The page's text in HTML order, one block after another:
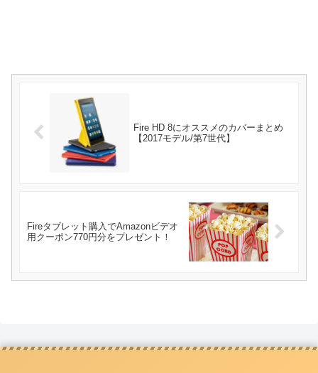
Fire HD 8にオススメのカバーまとめ
【2017モデル/第7世代】
Fireタブレット購入でAmazonビデオ
用クーポン770円分をプレゼント！